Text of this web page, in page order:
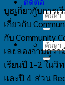
ติดต่อ
บูธเกี่ยวกับการเ
เกี่ยวกับ
กับ Community
เลยลองถามดูว่
เรียนปี 1-2 ในวิ
และปี 4 ส่วน